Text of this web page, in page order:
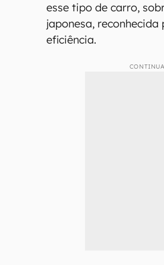
esse tipo de carro,
japonesa,
eficiência.